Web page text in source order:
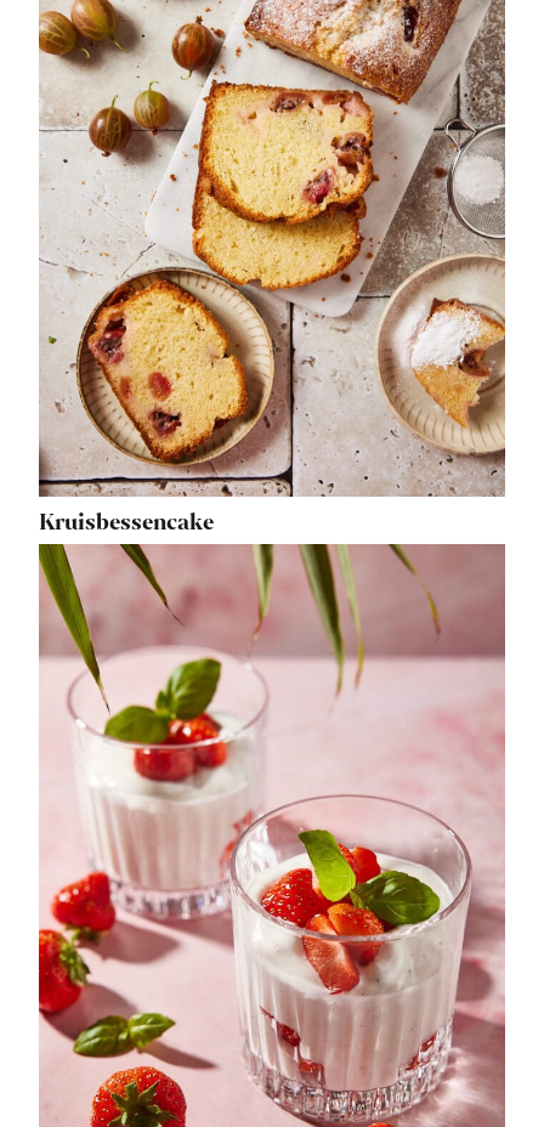
Kruisbessencake